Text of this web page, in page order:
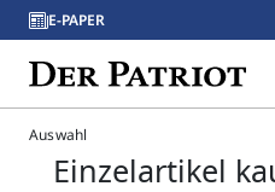
E-PAPER
Auswahl
Einzelartikel